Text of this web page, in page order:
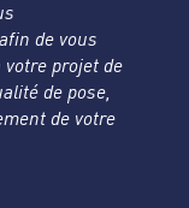
de vous
projet de
de pose,
de votre